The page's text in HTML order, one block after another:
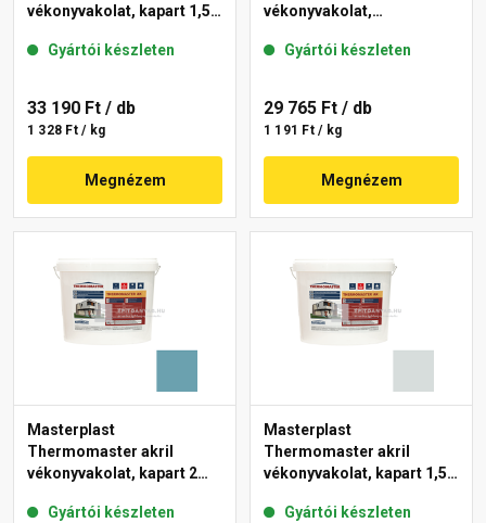
vékonyvakolat, kapart 1,5
Gyártói készleten
33 190 Ft / db
1 328 Ft / kg
Megnézem
vékonyvakolat,
36-F 25 kg
Gyártói készleten
29 765 Ft / db
1 191 Ft / kg
Megnézem
Masterplast
Thermomaster akril
vékonyvakolat, kapart 2
Gyártói készleten
Masterplast
Thermomaster akril
vékonyvakolat, kapart 1,5
Gyártói készleten